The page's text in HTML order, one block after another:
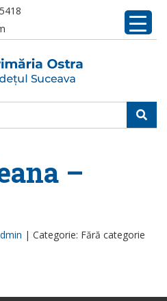
–
| Categorie: Fără categorie